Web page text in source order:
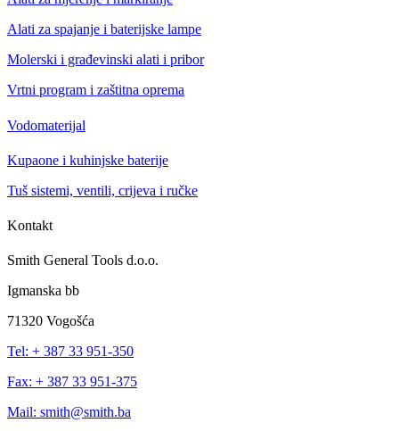
Alati za spajanje i baterijske lampe
Molerski i građevinski alati i pribor
Vrtni program i zaštitna oprema
Vodomaterijal
Kupaone i kuhinjske baterije
Tuš sistemi, ventili, crijeva i ručke
Kontakt
Smith General Tools d.o.o.
Igmanska bb
71320 Vogošća
Tel: + 387 33 951-350
Fax: + 387 33 951-375
Mail: smith@smith.ba